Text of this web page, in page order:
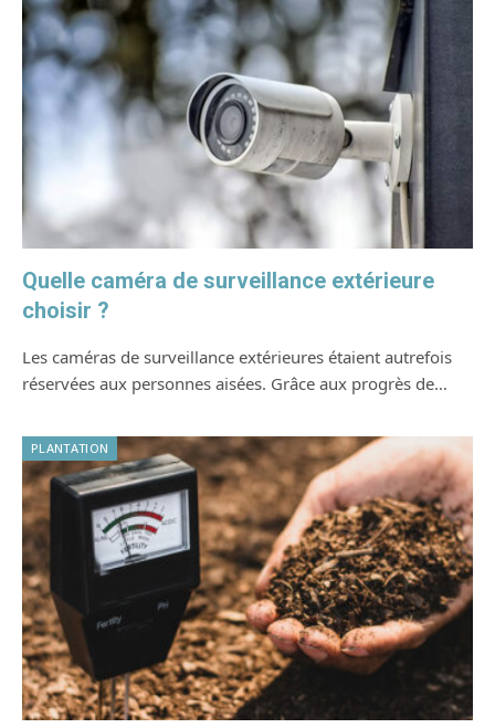
Quelle caméra de surveillance extérieure
choisir ?
Les caméras de surveillance extérieures étaient autrefois
réservées aux personnes aisées. Grâce aux progrès de…
PLANTATION